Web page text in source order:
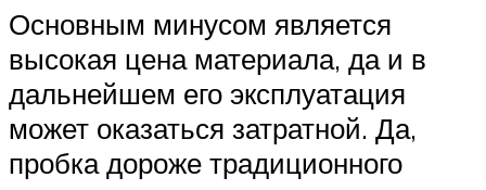
Основным минусом является
высокая цена материала, да и в
дальнейшем его эксплуатация
может оказаться затратной. Да,
пробка дороже традиционного